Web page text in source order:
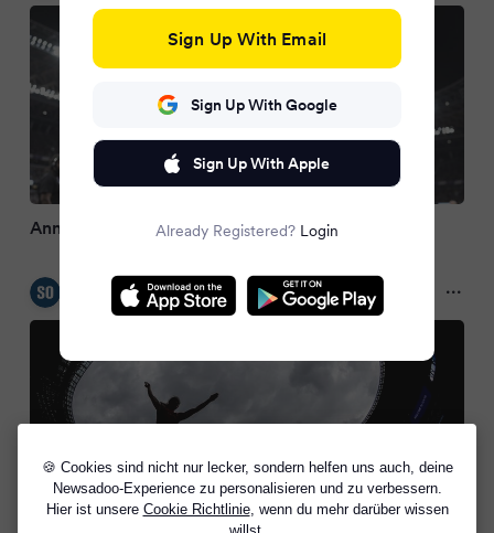
🍪 Cookies sind nicht nur lecker, sondern helfen uns auch, deine
Newsadoo-Experience zu personalisieren und zu verbessern.
Hier ist unsere Cookie Richtlinie, wenn du mehr darüber wissen
Annik Kälin scheitert in der Qualifikation
Südostschweiz
a year ago
Sign Up With Email
Sign Up With Google
Sign Up With Apple
Already Registered? Login